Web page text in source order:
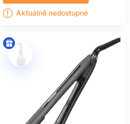
Aktuálně nedostupné